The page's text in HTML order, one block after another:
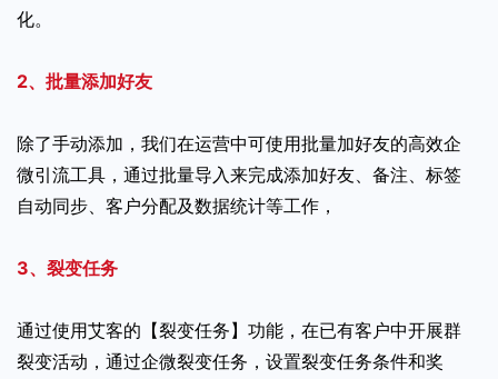
化。
2、批量添加好友
除了手动添加，我们在运营中可使用批量加好友的高效企
微引流工具，通过批量导入来完成添加好友、备注、标签
自动同步、客户分配及数据统计等工作，
3、裂变任务
通过使用艾客的【裂变任务】功能，在已有客户中开展群
裂变活动，通过企微裂变任务，设置裂变任务条件和奖